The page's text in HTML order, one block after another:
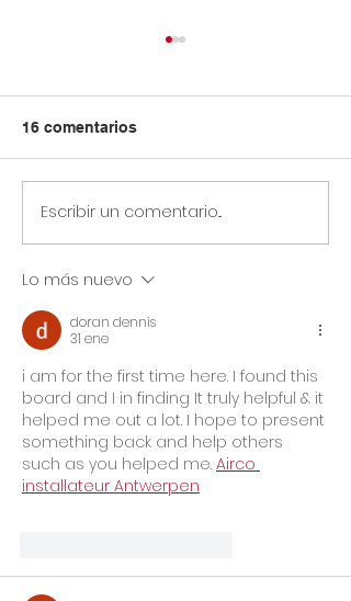
Circular Rectoral #31:
Académico
16 comentarios
Escribir un comentario...
Lo más nuevo
doran dennis
31 ene
i am for the first time here. I found this
board and I in finding It truly helpful & it
helped me out a lot. I hope to present
something back and help others
such as you helped me. Airco
installateur Antwerpen